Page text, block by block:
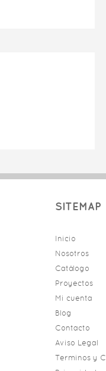
SITEMAP
Inicio
Nosotros
Catálogo
Proyectos
Mi cuenta
Blog
Contacto
Aviso Legal
Terminos y